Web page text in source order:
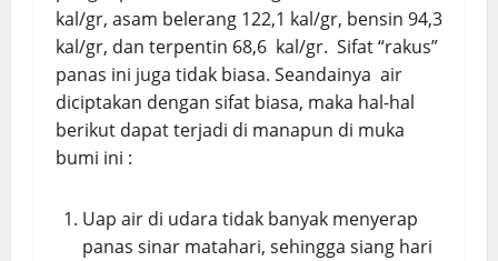
kal/gr, asam belerang 122,1 kal/gr, bensin 94,3
kal/gr, dan terpentin 68,6 kal/gr. Sifat “rakus”
panas ini juga tidak biasa. Seandainya air
diciptakan dengan sifat biasa, maka hal-hal
berikut dapat terjadi di manapun di muka
bumi ini :
Uap air di udara tidak banyak menyerap
panas sinar matahari, sehingga siang hari